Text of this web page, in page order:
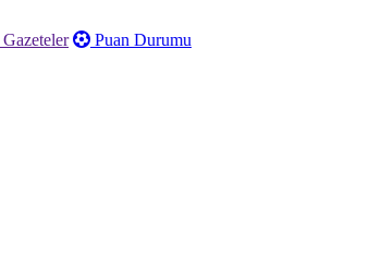
Gazeteler
Puan Durumu